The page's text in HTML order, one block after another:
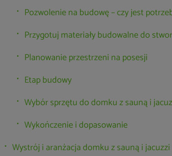
Pozwolenie na budowę – czy jest
Przygotuj materiały budowalne do
Planowanie przestrzeni na posesji
Etap budowy
Wybór sprzętu do domku z sauną i
Wykończenie i dopasowanie
Wystrój i aranżacja domku z sauną i